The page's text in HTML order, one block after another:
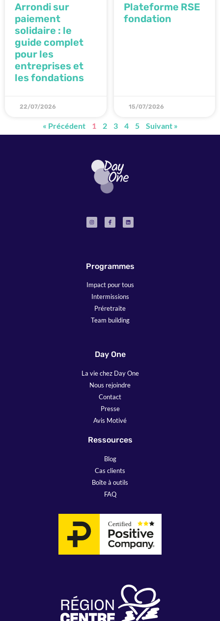
Arrondi sur
paiement
solidaire : le
guide complet
pour les
entreprises et
les fondations
22/07/2026
Plateforme RSE
fondation
15/07/2026
« Précédent 1 2 3 4 5 Suivant »
Programmes
Impact pour tous
Intermissions
Préretraite
Team building
Day One
La vie chez Day One
Nous rejoindre
Contact
Presse
Avis Motivé
Ressources
Blog
Cas clients
Boîte à outils
FAQ